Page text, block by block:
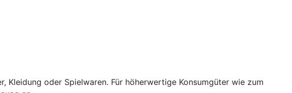
Kleidung oder Spielwaren. Für höherwertige Konsumgüter wie zum